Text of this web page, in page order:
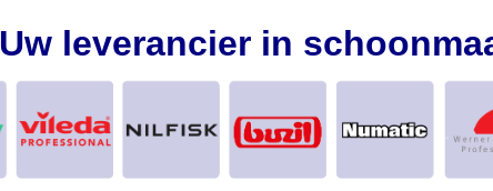
Uw leverancier in